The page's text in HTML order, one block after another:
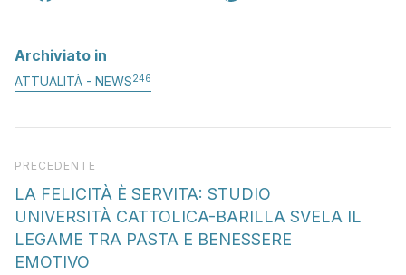
Archiviato in
ATTUALITÀ - NEWS246
Articolo precedente
PRECEDENTE
LA FELICITÀ È SERVITA: STUDIO
UNIVERSITÀ CATTOLICA-BARILLA SVELA IL
LEGAME TRA PASTA E BENESSERE
EMOTIVO